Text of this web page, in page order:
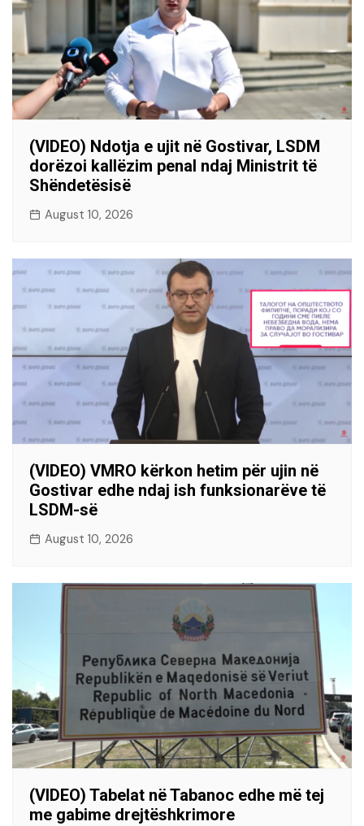
(VIDEO) Ndotja e ujit në Gostivar, LSDM
dorëzoi kallëzim penal ndaj Ministrit të
Shëndetësisë
August 10, 2026
(VIDEO) VMRO kërkon hetim për ujin në
Gostivar edhe ndaj ish funksionarëve të
LSDM-së
August 10, 2026
(VIDEO) Tabelat në Tabanoc edhe më tej
me gabime drejtëshkrimore